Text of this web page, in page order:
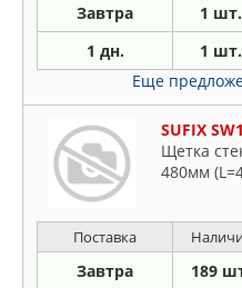
Завтра 1 шт.
1 дн. 1 шт.
Еще
SUFIX
Щетка
480мм
Поставка
Завтра 189